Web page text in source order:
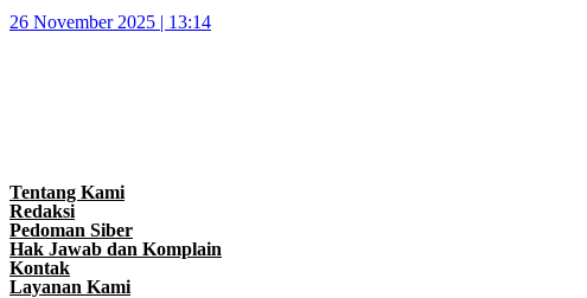
26 November 2025 | 13:14
Tentang Kami
Redaksi
Pedoman Siber
Hak Jawab dan Komplain
Kontak
Layanan Kami